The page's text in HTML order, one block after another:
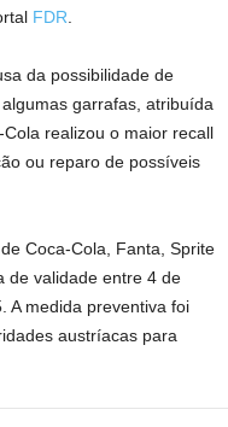
FDR
da possibilidade de
garrafas, atribuída
realizou o maior recall
ou reparo de possíveis
Coca-Cola, Fanta, Sprite
de validade entre 4 de
A medida preventiva foi
austríacas para